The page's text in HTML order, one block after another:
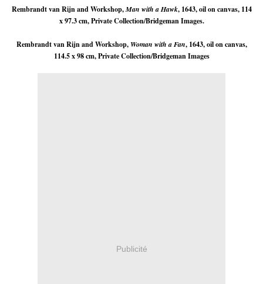
Rembrandt van Rijn and Workshop,Man with a Hawk, 1643, oil on canvas, 114
x 97.3 cm, Private Collection/Bridgeman Images.
Rembrandt van Rijn and Workshop, Woman with a Fan, 1643, oil on canvas,
114.5 x 98 cm, Private Collection/Bridgeman Images
Publicité